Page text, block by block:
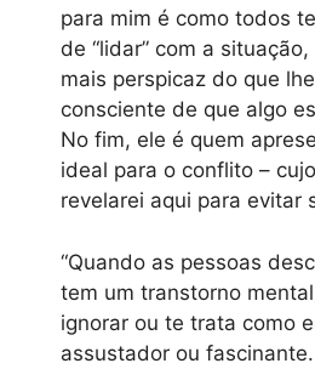
para mim é como todos
de “lidar” com a
mais perspicaz do que
consciente de que algo
No fim, ele é quem
ideal para o conflito –
revelarei aqui para evitar
“Quando as pessoas
tem um transtorno
ignorar ou te trata como
assustador ou